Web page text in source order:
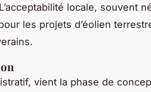
locale, souvent
les projets d’éolien
vient la phase de